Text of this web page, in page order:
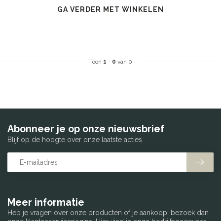
GA VERDER MET WINKELEN
Toon 1 - 0 van 0
Meer informatie
Heb je vragen over onze producten of je aankoop, bezoek dan
Abonneer je op onze nieuwsbrief
Blijf op de hoogte over onze laatste acties